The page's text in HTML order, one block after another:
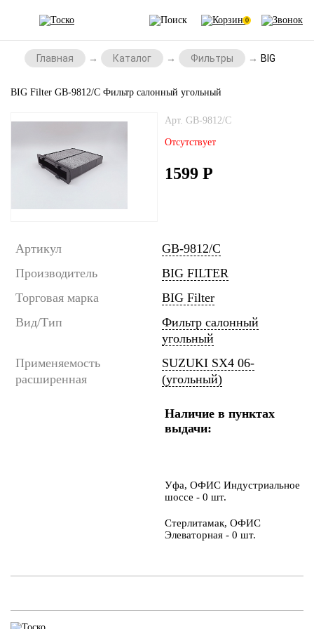
0
Главная Каталог Фильтры BIG Filter
BIG Filter GB-9812/С Фильтр салонный угольный
Арт. GB-9812/C
Отсутствует
1599 Р
Артикул
GB-9812/C
Производитель
BIG FILTER
Торговая марка
BIG Filter
Вид/Тип
Фильтр салонный
угольный
Применяемость
расширенная
SUZUKI SX4 06-
(угольный)
Наличие в пунктах
выдачи:
Уфа, ОФИС Индустриальное
шоссе - 0 шт.
Стерлитамак, ОФИС
Элеваторная - 0 шт.